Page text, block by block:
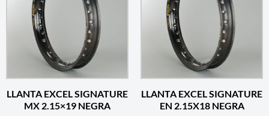
LLANTA EXCEL SIGNATURE
MX 2.15×19 NEGRA
LLANTA EXCEL SIGNATURE
EN 2.15X18 NEGRA